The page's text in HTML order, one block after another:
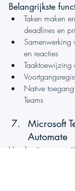
Belangrijkste
Taken maken
deadlines en
Samenwerking
en reacties
Taaktoewijzing
Native
Teams
Microsoft
Automate
Handmatig en